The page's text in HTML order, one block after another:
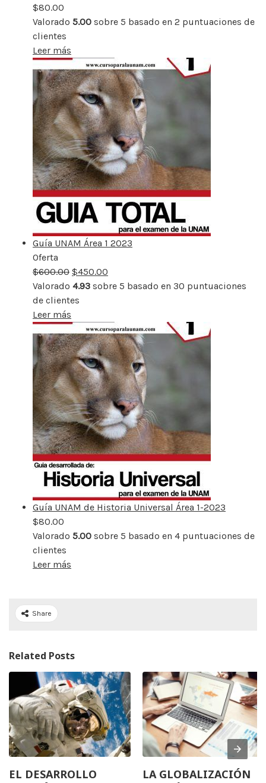
$80.00
Valorado 5.00 sobre 5 basado en 2 puntuaciones de
clientes
Leer más
Guía UNAM Área 1 2023
Oferta
rebajado
$600.00 $450.00
Valorado 4.93 sobre 5 basado en 30 puntuaciones
de clientes
Leer más
Guía UNAM de Historia Universal Área 1-2023
$80.00
Valorado 5.00 sobre 5 basado en 4 puntuaciones de
clientes
Leer más
Share
Related Posts
EL DESARROLLO
LA GLOBALIZACIÓN